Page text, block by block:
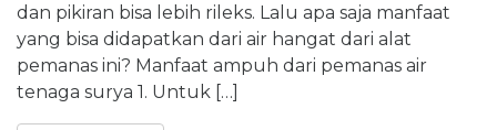
dan pikiran bisa lebih rileks. Lalu apa saja manfaat
yang bisa didapatkan dari air hangat dari alat
pemanas ini? Manfaat ampuh dari pemanas air
tenaga surya 1. Untuk […]